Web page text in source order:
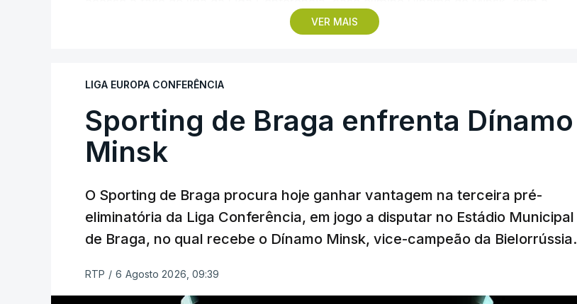
VER MAIS
segunda mão agendada para 13 de agosto, na Bulgária – devido à guerra na Ucrânia e
LIGA EUROPA CONFERÊNCIA
Sporting de Braga enfrenta Dínamo
Minsk
O Sporting de Braga procura hoje ganhar vantagem na terceira pré-
eliminatória da Liga Conferência, em jogo a disputar no Estádio Municipal
de Braga, no qual recebe o Dínamo Minsk, vice-campeão da Bielorrússia.
RTP / 6 Agosto 2026, 09:39